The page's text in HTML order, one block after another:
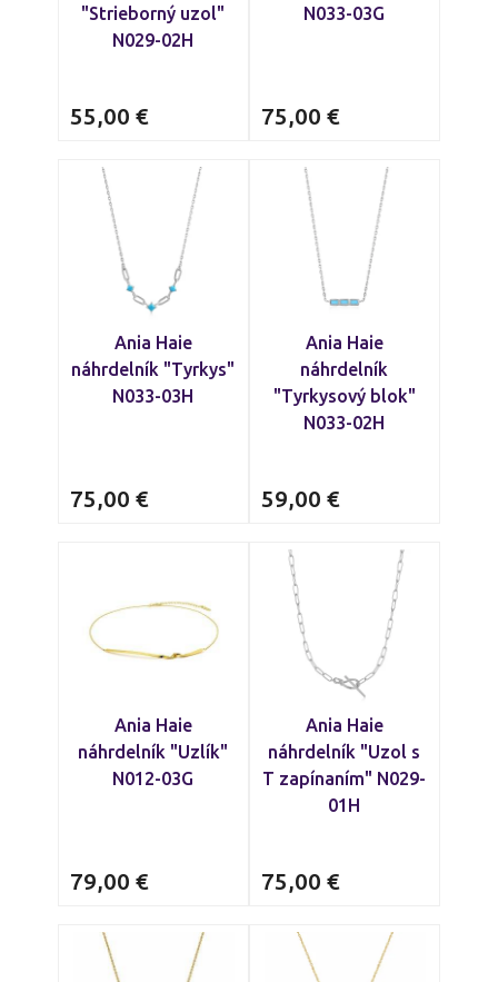
"Strieborný uzol"
N029-02H
55,00 €
N033-03G
75,00 €
Ania Haie
náhrdelník "Tyrkys"
N033-03H
75,00 €
Ania Haie
náhrdelník
"Tyrkysový blok"
N033-02H
59,00 €
Ania Haie
náhrdelník "Uzlík"
N012-03G
79,00 €
Ania Haie
náhrdelník "Uzol s
T zapínaním" N029-
01H
75,00 €